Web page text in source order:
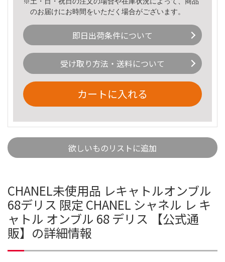
のお届けにお時間をいただく場合がございます。
即日出荷条件について
受け取り方法・送料について
カートに入れる
欲しいものリストに追加
CHANEL未使用品 レキャトルオンブル
68デリス 限定 CHANEL シャネル レ キ
ャトル オンブル 68 デリス 【公式通
販】の詳細情報